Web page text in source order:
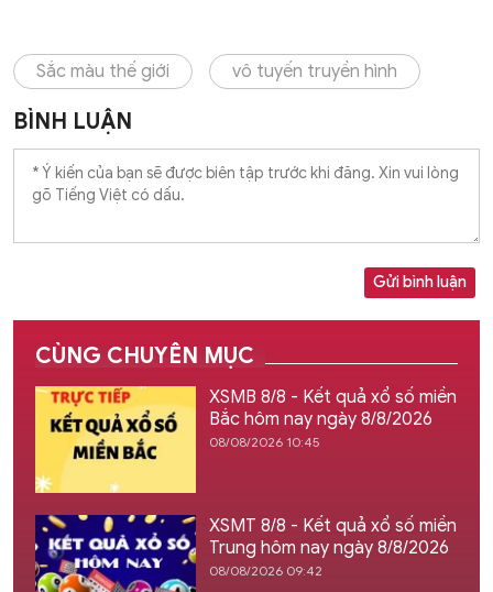
Sắc màu thế giới vô tuyến truyền hình
BÌNH LUẬN
Gửi bình luận
CÙNG CHUYÊN MỤC
XSMB 8/8 - Kết quả xổ số miền
Bắc hôm nay ngày 8/8/2026
08/08/2026 10:45
XSMT 8/8 - Kết quả xổ số miền
Trung hôm nay ngày 8/8/2026
08/08/2026 09:42